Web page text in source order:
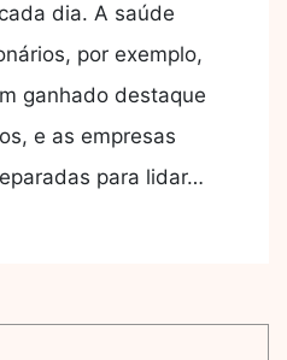
dia. A saúde
por exemplo,
ganhado destaque
e as empresas
para lidar…